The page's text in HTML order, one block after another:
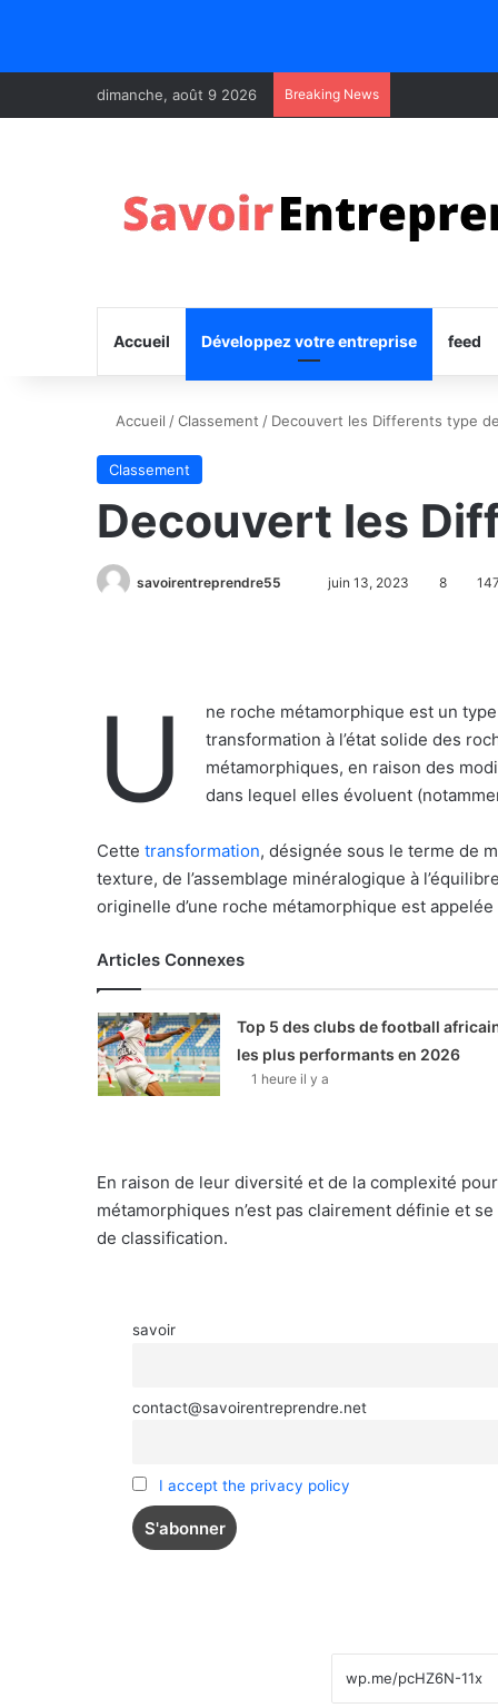
dimanche, août 9 2026 Breaking News
Accueil Développez votre entreprise feed
Accueil /Classement / Decouvert les Differents type
Classement
Decouvert les
savoirentreprendre55 juin 13, 2023 8 147
U
ne roche métamorphique est un
transformation à l’état solide des
métamorphiques, en raison des
dans lequel elles évoluent
Cette transformation, désignée sous le terme de
texture, de l’assemblage minéralogique à
originelle d’une roche métamorphique est
Articles Connexes
Top 5 des clubs de football
les plus performants en 2026
1 heure il y a
En raison de leur diversité et de la complexité
métamorphiques n’est pas clairement définie et
de classification.
savoir
contact@savoirentreprendre.net
I accept the privacy policy